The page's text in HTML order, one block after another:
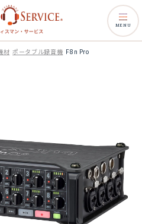
MENU
材 ポータブル録音機 F8n Pro